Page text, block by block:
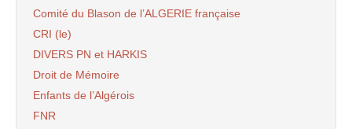
Comité du Blason de l’ALGERIE française
CRI (le)
DIVERS PN et HARKIS
Droit de Mémoire
Enfants de l’Algérois
FNR